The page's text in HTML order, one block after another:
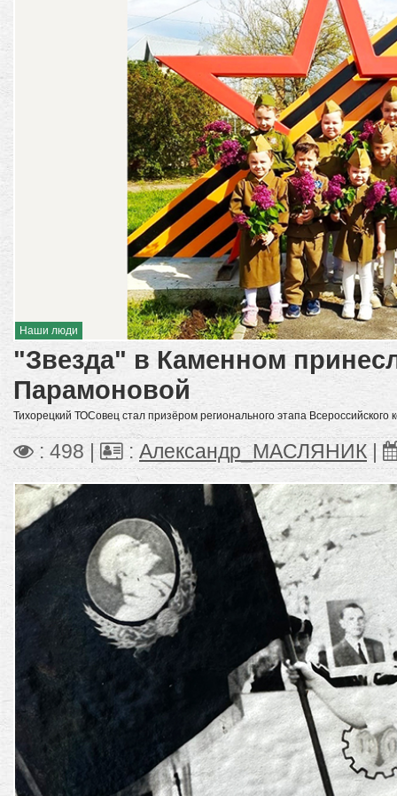
Наши люди
"Звезда" в Каменном
Парамоновой
Тихорецкий ТОСовец стал призёром регионального этапа Всероссийского
: 498 | : Александр_МАСЛЯНИК|